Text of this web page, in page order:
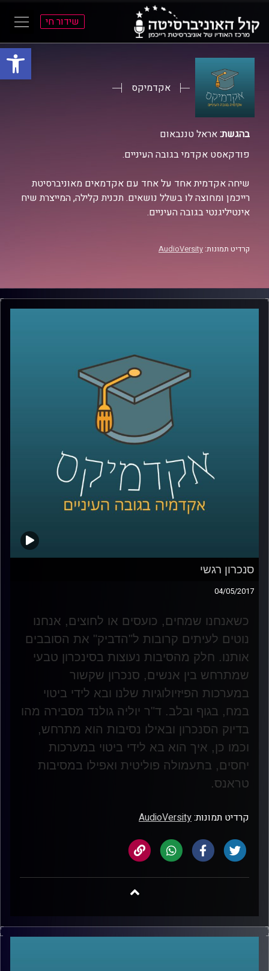
פתח
שידור חי
אקדמיקס
בהגשת:אראל טננבאום
פודקאסט אקדמי בגובה העיניים.
שיחה אקדמית אחד על אחד עם אקדמאים מאוניברסיטת
רייכמן ומחוצה לו בשלל נושאים. תכנית קלילה, המייצרת שיח
אינטיליגנטי בגובה העיניים.
קרדיט תמונות: AudioVersity
סנכרון רגשי
04/05/2017
כשאנחנו שמחים, כועסים או לחוצים, אנחנו
נוטים לעיתים קרובות ל"הדביק" את הסובבים
אותנו. חלק מהסיבות נעוצות בסינכרון טבעי
שמתרחש בין אנשים, סנכרון שקשור
במערכות הפיזיולוגיות שלנו ובא לידי ביטוי
במח, בגוף ובלב. ד"ר יוליה גולנד מסבירה מהו
בדיוק הסנכרון ובאילו נסיבות הוא מתרחש,
וכמו כן, איך הוא בא לידי ביטוי במערכות
יחסים, בתעמולה פוליטית ואפילו במסיבות
טראנס.
קרדיט תמונות:AudioVersity